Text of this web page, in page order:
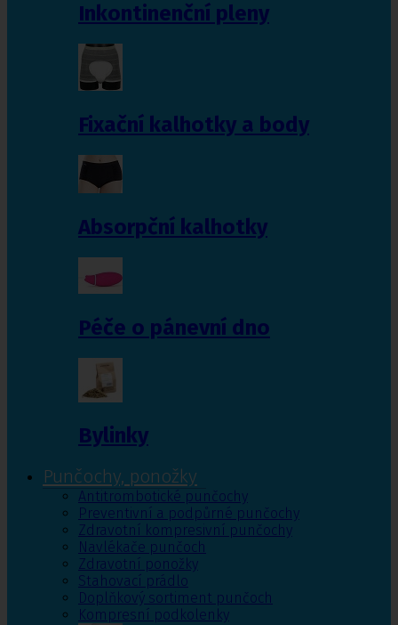
Inkontinenční pleny
Fixační kalhotky a body
Absorpční kalhotky
Péče o pánevní dno
Bylinky
Punčochy, ponožky
Antitrombotické punčochy
Preventivní a podpůrné punčochy
Zdravotní kompresivní punčochy
Navlékače punčoch
Zdravotní ponožky
Stahovací prádlo
Doplňkový sortiment punčoch
Kompresní podkolenky